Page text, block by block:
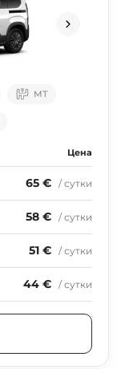
МТ
Цена
65 € / сутки
58 € / сутки
51 € / сутки
44 € / сутки